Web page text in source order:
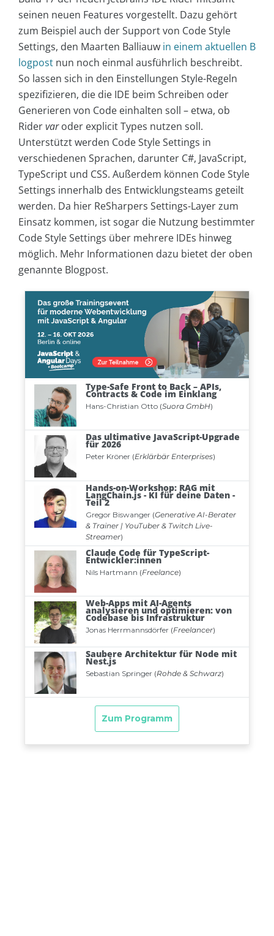
seinen neuen Features vorgestellt. Dazu gehört
zum Beispiel auch der Support von Code Style
Settings, den Maarten Balliauw in einem aktuellen B
logpost nun noch einmal ausführlich beschreibt.
So lassen sich in den Einstellungen Style-Regeln
spezifizieren, die die IDE beim Schreiben oder
Generieren von Code einhalten soll – etwa, ob
Ridervaroder explicit Types nutzen soll.
Unterstützt werden Code Style Settings in
verschiedenen Sprachen, darunter C#, JavaScript,
TypeScript und CSS. Außerdem können Code Style
Settings innerhalb des Entwicklungsteams geteilt
werden. Da hier ReSharpers Settings-Layer zum
Einsatz kommen, ist sogar die Nutzung bestimmter
Code Style Settings über mehrere IDEs hinweg
möglich. Mehr Informationen dazu bietet der oben
genannte Blogpost.